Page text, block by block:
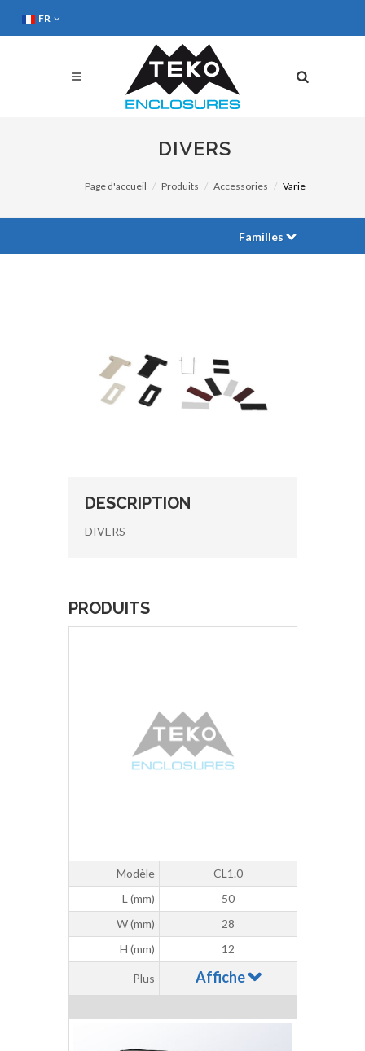
FR
DIVERS
Page d'accueil Produits Accessories Varie
Familles
DESCRIPTION
DIVERS
PRODUITS
Modèle
CL1.0
L (mm)
50
W (mm)
28
H (mm)
12
Plus Affiche